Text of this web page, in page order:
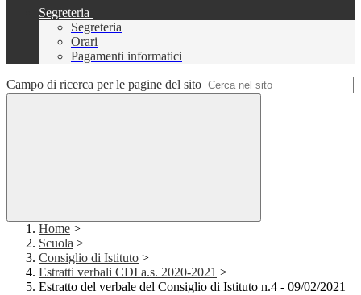
Segreteria
Segreteria
Orari
Pagamenti informatici
Campo di ricerca per le pagine del sito
Home >
Scuola >
Consiglio di Istituto >
Estratti verbali CDI a.s. 2020-2021 >
Estratto del verbale del Consiglio di Istituto n.4 - 09/02/2021